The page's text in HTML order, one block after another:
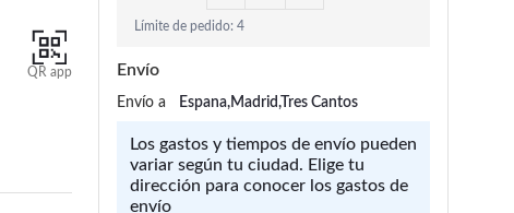
QR app
Límite de pedido: 4
Envío
Envío a Espana,Madrid,Tres Cantos
Los gastos y tiempos de envío pueden
variar según tu ciudad. Elige tu
dirección para conocer los gastos de
envío